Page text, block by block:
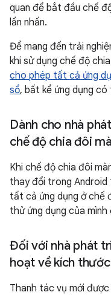
quan để bắt đầu chế
lần nhấn.
Để mang đến trải
khi sử dụng chế độ
cho phép tất cả ứng
sổ, bất kể ứng dụng
Dành cho nhà
chế độ chia đôi
Khi chế độ chia đôi
thay đổi trong Android
tất cả ứng dụng ở chế
thử ứng dụng của
Đối với nhà phát
hoạt về kích
Thanh tác vụ mới